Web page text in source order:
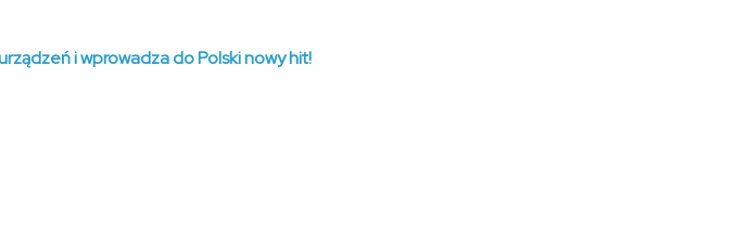
i wprowadza do Polski nowy hit!